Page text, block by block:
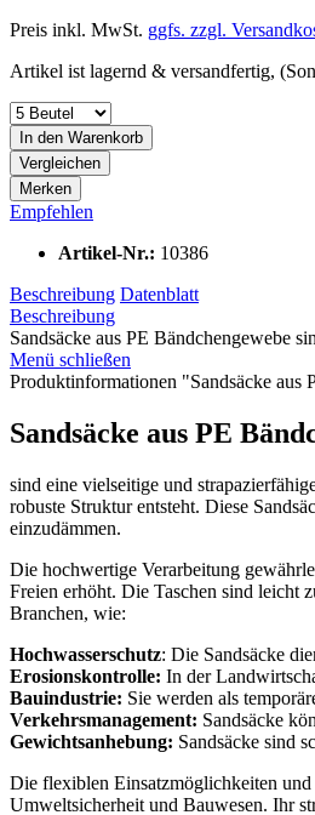
Preis inkl. MwSt. ggfs. zzgl.
Artikel ist lagernd & versandfertig,
In den Warenkorb
Vergleichen
Merken
Empfehlen
Artikel-Nr.: 10386
Beschreibung Datenblatt
Beschreibung
Sandsäcke aus PE Bändchengewebe
Menü schließen
Produktinformationen "Sandsäcke aus
Sandsäcke aus PE
sind eine vielseitige und
robuste Struktur entsteht. Diese
einzudämmen.
Die hochwertige Verarbeitung
Freien erhöht. Die Taschen sind leicht
Branchen, wie:
Hochwasserschutz: Die Sandsäcke
Erosionskontrolle: In der
Bauindustrie: Sie werden als
Verkehrsmanagement: Sandsäcke
Gewichtsanhebung: Sandsäcke sind
Die flexiblen Einsatzmöglichkeiten
Umweltsicherheit und Bauwesen. Ihr